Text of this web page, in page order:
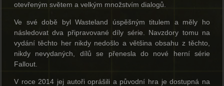
otevřeným světem a velkým množstvím dialogů.
Ve své době byl Wasteland úspěšným titulem a měly ho
následovat dva připravované díly série. Navzdory tomu na
vydání těchto her nikdy nedošlo a většina obsahu z těchto,
nikdy nevydaných, dílů se přenesla do nové herní série
Fallout.
V roce 2014 jej autoři oprášili a původní hra je dostupná na